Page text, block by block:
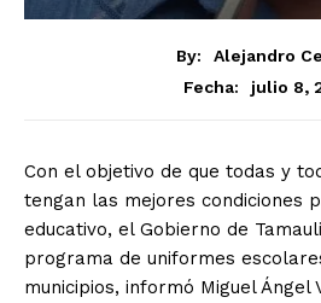
By:
Alejandro
Fecha:
julio 8,
Con el objetivo de que todas y
tengan las mejores condiciones
educativo, el Gobierno de
programa de uniformes
municipios, informó Miguel Ángel